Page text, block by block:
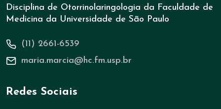
Disciplina de Otorrinolaringologia da Faculdade de
Medicina da Universidade de São Paulo
(11) 2661-6539
maria.marcia@hc.fm.usp.br
Redes Sociais